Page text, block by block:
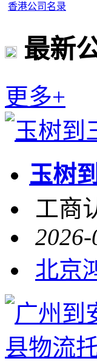
香港公司名录
最新
更多+
玉树
工商
北京